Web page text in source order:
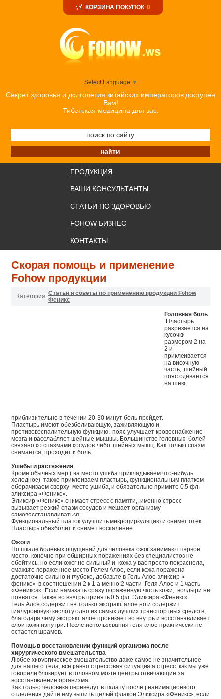
КОРЗИНА ПОКУПОК 0
Select Language ▼
Секрет здоровья и долголетия китайских императоров доступен
Вам!
Тибетская медицина для вас.
ПРОДУКЦИЯ
ВАШИ КОНСУЛЬТАНТЫ
СТАТЬИ ПО ЗДОРОВЬЮ
FOHOW БИЗНЕС
КОНТАКТЫ
Скорая помощь и применение
Fohow продукции
Категория: Статьи и советы по применению продукции Fohow
Феникс
Головная боль
Пластырь
разрезается на
кусочки
размером 2 на
2 и
приклеивается
на височную
часть, шейный
пояс одевается
на шею,
приблизительно в течении 20-30 минут боль пройдет.
Пластырь имеют обезболивающую, заживляющую и
противовоспалительную функцию, пояс улучшает кровоснабжение
мозга и расслабляет шейные мышцы. Большинство головных болей
связано со спазмами сосудов либо шейных мышц. Как только спазм
снимается, проходит и боль.
Ушибы и растяжения
Кроме обычных мер ( на место ушиба прикладываем что-нибудь
холодное) также приклеиваем пластырь, функциональным платком
оборачиваем сверху место ушиба, и обязательно примите 0.5 фл.
эликсира «Феникс».
Эликсир «Феникс» снимает стресс с памяти, именно стресс
вызывает резкий спазм сосудов и мешает организму
самовосстанавливаться.
Функциональный платок улучшить микроциркуляцию и снимет отек.
Пластырь обезболит и снимет воспаление.
Ожоги
По шкале болевых ощущений для человека ожог занимают первое
место, конечно при обширных поражениях без специалистов не
обойтись, но если ожог не сильный и кожа у вас просто покраснела,
смажьте пораженное место Гелем Алое, если кожа поражена
достаточно сильно и глубоко, добавьте в Гель Алое эликсир «
феникс» в соотношении 2 к 1 а менно:2 части Геля Алое и 1 часть
«Феникса». Если намазать сразу пораженную часть кожи, волдыри не
появятся. Также во внутрь принять 0.5 фл. Эликсира «Феникс».
Гель Алое содержит не только экстракт алое но и содержит
гиалуроновую кислоту одно из самых лучших транспортных средств,
благодаря чему экстракт алое проникает во внутрь и восстанавливает
слои кожи изнутри. После использования геля алое практически не
остается шрамов.
Помощь в восстановлении функций организма после
хирургического вмешательства
Любое хирургическое вмешательство даже самое не значительное
для нашего тела, все равно стрессовая ситуация а стресс как мы уже
говорили блокирует в головном мозге центры отвечающие за
восстановление организма.
Как только человека переведут в палату после реанимационного
отделения дайте ему выпить целый флакон Эликсира «Феникс», если